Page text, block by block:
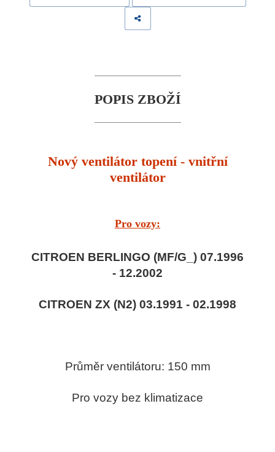
POPIS ZBOŽÍ
Nový ventilátor topení - vnitřní
ventilátor
Pro vozy:
CITROEN BERLINGO (MF/G_) 07.1996
- 12.2002
CITROEN ZX (N2) 03.1991 - 02.1998
Průměr ventilátoru: 150 mm
Pro vozy bez klimatizace